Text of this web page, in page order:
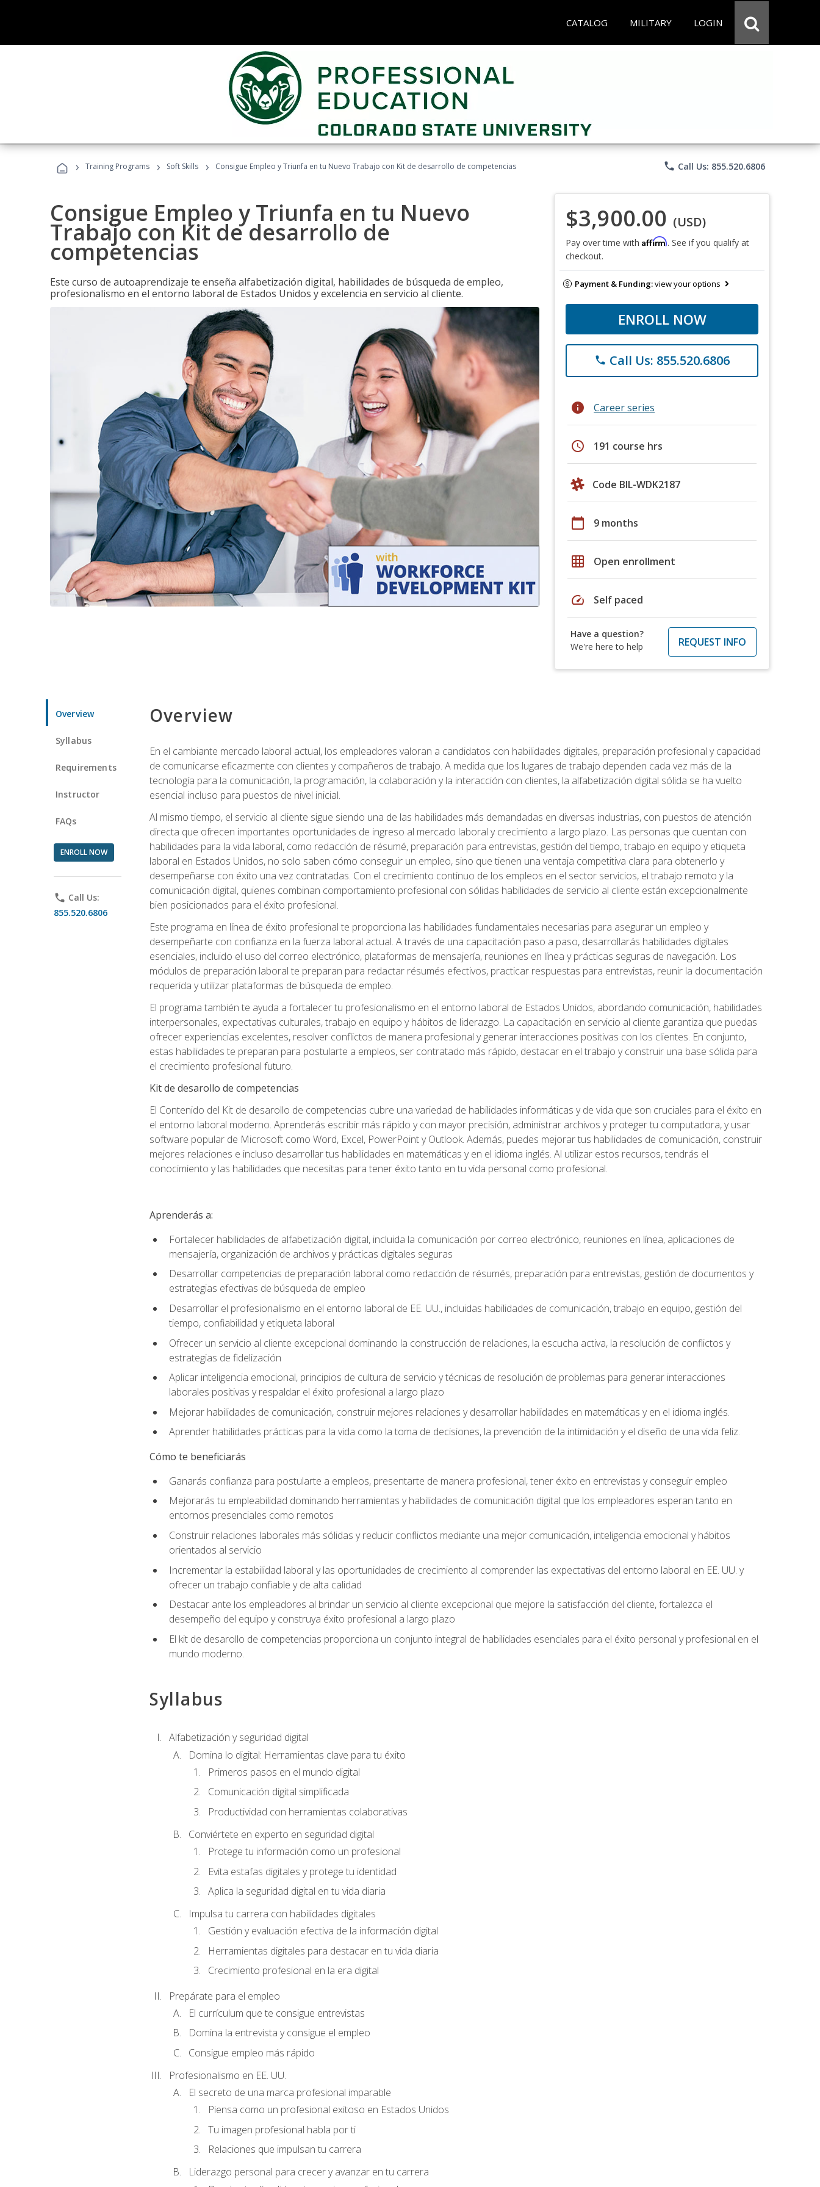
CATALOG MILITARY LOGIN
› Training Programs › Soft Skills › Consigue Empleo y Triunfa en tu Nuevo Trabajo con Kit de desarrollo de competencias phone Call Us: 855.520.6806
Consigue Empleo y Triunfa en tu Nuevo
Trabajo con Kit de desarrollo de
competencias
Este curso de autoaprendizaje te enseña alfabetización digital, habilidades de búsqueda de empleo,
profesionalismo en el entorno laboral de Estados Unidos y excelencia en servicio al cliente.
$3,900.00 (USD)
Pay over time with Affirm. See if you qualify at
checkout.
Payment & Funding:view your options
ENROLL NOW
phone Call Us: 855.520.6806
info Career series
schedule 191 course hrs
Code BIL-WDK2187
calendar_today 9 months
grid_on Open enrollment
speed Self paced
Have a question?
We're here to help
REQUEST INFO
Overview
Syllabus
Requirements
Instructor
FAQs
ENROLL NOW
phone Call Us:
855.520.6806
Overview
En el cambiante mercado laboral actual, los empleadores valoran a candidatos con habilidades digitales, preparación profesional y capacidad
de comunicarse eficazmente con clientes y compañeros de trabajo. A medida que los lugares de trabajo dependen cada vez más de la
tecnología para la comunicación, la programación, la colaboración y la interacción con clientes, la alfabetización digital sólida se ha vuelto
esencial incluso para puestos de nivel inicial.
Al mismo tiempo, el servicio al cliente sigue siendo una de las habilidades más demandadas en diversas industrias, con puestos de atención
directa que ofrecen importantes oportunidades de ingreso al mercado laboral y crecimiento a largo plazo. Las personas que cuentan con
habilidades para la vida laboral, como redacción de résumé, preparación para entrevistas, gestión del tiempo, trabajo en equipo y etiqueta
laboral en Estados Unidos, no solo saben cómo conseguir un empleo, sino que tienen una ventaja competitiva clara para obtenerlo y
desempeñarse con éxito una vez contratadas. Con el crecimiento continuo de los empleos en el sector servicios, el trabajo remoto y la
comunicación digital, quienes combinan comportamiento profesional con sólidas habilidades de servicio al cliente están excepcionalmente
bien posicionados para el éxito profesional.
Este programa en línea de éxito profesional te proporciona las habilidades fundamentales necesarias para asegurar un empleo y
desempeñarte con confianza en la fuerza laboral actual. A través de una capacitación paso a paso, desarrollarás habilidades digitales
esenciales, incluido el uso del correo electrónico, plataformas de mensajería, reuniones en línea y prácticas seguras de navegación. Los
módulos de preparación laboral te preparan para redactar résumés efectivos, practicar respuestas para entrevistas, reunir la documentación
requerida y utilizar plataformas de búsqueda de empleo.
El programa también te ayuda a fortalecer tu profesionalismo en el entorno laboral de Estados Unidos, abordando comunicación, habilidades
interpersonales, expectativas culturales, trabajo en equipo y hábitos de liderazgo. La capacitación en servicio al cliente garantiza que puedas
ofrecer experiencias excelentes, resolver conflictos de manera profesional y generar interacciones positivas con los clientes. En conjunto,
estas habilidades te preparan para postularte a empleos, ser contratado más rápido, destacar en el trabajo y construir una base sólida para
el crecimiento profesional futuro.
Kit de desarollo de competencias
El Contenido del Kit de desarollo de competencias cubre una variedad de habilidades informáticas y de vida que son cruciales para el éxito en
el entorno laboral moderno. Aprenderás escribir más rápido y con mayor precisión, administrar archivos y proteger tu computadora, y usar
software popular de Microsoft como Word, Excel, PowerPoint y Outlook. Además, puedes mejorar tus habilidades de comunicación, construir
mejores relaciones e incluso desarrollar tus habilidades en matemáticas y en el idioma inglés. Al utilizar estos recursos, tendrás el
conocimiento y las habilidades que necesitas para tener éxito tanto en tu vida personal como profesional.
Aprenderás a:
Fortalecer habilidades de alfabetización digital, incluida la comunicación por correo electrónico, reuniones en línea, aplicaciones de
mensajería, organización de archivos y prácticas digitales seguras
Desarrollar competencias de preparación laboral como redacción de résumés, preparación para entrevistas, gestión de documentos y
estrategias efectivas de búsqueda de empleo
Desarrollar el profesionalismo en el entorno laboral de EE. UU., incluidas habilidades de comunicación, trabajo en equipo, gestión del
tiempo, confiabilidad y etiqueta laboral
Ofrecer un servicio al cliente excepcional dominando la construcción de relaciones, la escucha activa, la resolución de conflictos y
estrategias de fidelización
Aplicar inteligencia emocional, principios de cultura de servicio y técnicas de resolución de problemas para generar interacciones
laborales positivas y respaldar el éxito profesional a largo plazo
Mejorar habilidades de comunicación, construir mejores relaciones y desarrollar habilidades en matemáticas y en el idioma inglés.
Aprender habilidades prácticas para la vida como la toma de decisiones, la prevención de la intimidación y el diseño de una vida feliz.
Cómo te beneficiarás
Ganarás confianza para postularte a empleos, presentarte de manera profesional, tener éxito en entrevistas y conseguir empleo
Mejorarás tu empleabilidad dominando herramientas y habilidades de comunicación digital que los empleadores esperan tanto en
entornos presenciales como remotos
Construir relaciones laborales más sólidas y reducir conflictos mediante una mejor comunicación, inteligencia emocional y hábitos
orientados al servicio
Incrementar la estabilidad laboral y las oportunidades de crecimiento al comprender las expectativas del entorno laboral en EE. UU. y
ofrecer un trabajo confiable y de alta calidad
Destacar ante los empleadores al brindar un servicio al cliente excepcional que mejore la satisfacción del cliente, fortalezca el
desempeño del equipo y construya éxito profesional a largo plazo
El kit de desarollo de competencias proporciona un conjunto integral de habilidades esenciales para el éxito personal y profesional en el
mundo moderno.
Syllabus
Alfabetización y seguridad digital
Domina lo digital: Herramientas clave para tu éxito
Primeros pasos en el mundo digital
Comunicación digital simplificada
Productividad con herramientas colaborativas
Conviértete en experto en seguridad digital
Protege tu información como un profesional
Evita estafas digitales y protege tu identidad
Aplica la seguridad digital en tu vida diaria
Impulsa tu carrera con habilidades digitales
Gestión y evaluación efectiva de la información digital
Herramientas digitales para destacar en tu vida diaria
Crecimiento profesional en la era digital
Prepárate para el empleo
El currículum que te consigue entrevistas
Domina la entrevista y consigue el empleo
Consigue empleo más rápido
Profesionalismo en EE. UU.
El secreto de una marca profesional imparable
Piensa como un profesional exitoso en Estados Unidos
Tu imagen profesional habla por ti
Relaciones que impulsan tu carrera
Liderazgo personal para crecer y avanzar en tu carrera